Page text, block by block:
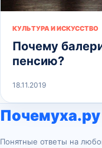
КУЛЬТУРА И ИСКУССТВО
Почему
пенсию?
18.11.2019
Почемуха.ру
Понятные ответы на